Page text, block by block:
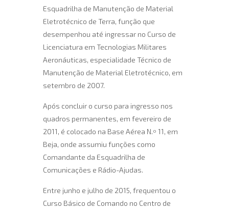
Esquadrilha de Manutenção de Material
Eletrotécnico de Terra, função que
desempenhou até ingressar no Curso de
Licenciatura em Tecnologias Militares
Aeronáuticas, especialidade Técnico de
Manutenção de Material Eletrotécnico, em
setembro de 2007.
Após concluir o curso para ingresso nos
quadros permanentes, em fevereiro de
2011, é colocado na Base Aérea N.º 11, em
Beja, onde assumiu funções como
Comandante da Esquadrilha de
Comunicações e Rádio-Ajudas.
Entre junho e julho de 2015, frequentou o
Curso Básico de Comando no Centro de